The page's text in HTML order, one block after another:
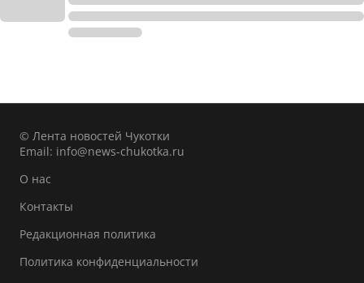
© Лента новостей Чукотки
Email: info@news-chukotka.ru
О нас
Контакты
Редакционная политика
Политика конфиденциальности